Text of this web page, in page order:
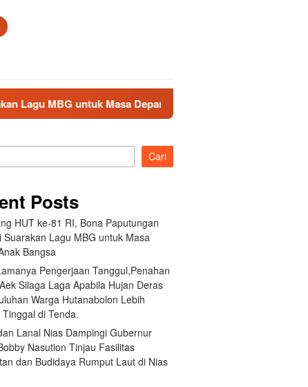
Masa Depan Anak Bangsa
Cari
Posts
HUT ke-81 RI, Bona Paputungan
Suarakan Lagu MBG untuk Masa
Bangsa
Pengerjaan Tanggul,Penahan
Silaga Laga Apabila Hujan Deras
Warga Hutanabolon Lebih
Tinggal di Tenda.
Lanal Nias Dampingi Gubernur
Nasution Tinjau Fasilitas
dan Budidaya Rumput Laut di Nias